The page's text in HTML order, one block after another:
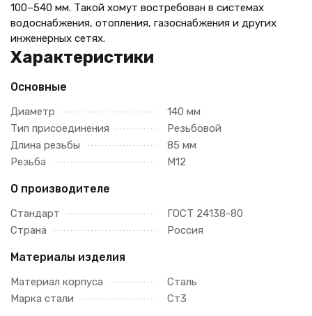
100–540 мм. Такой хомут востребован в системах
водоснабжения, отопления, газоснабжения и других
инженерных сетях.
Характеристики
Основные
Диаметр
140 мм
Тип присоединения
Резьбовой
Длина резьбы
85 мм
Резьба
М12
О производителе
Стандарт
ГОСТ 24138-80
Страна
Россия
Материалы изделия
Материал корпуса
Сталь
Марка стали
Ст3